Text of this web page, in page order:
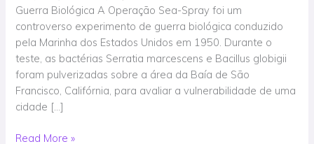
Guerra Biológica A Operação Sea-Spray foi um
controverso experimento de guerra biológica conduzido
pela Marinha dos Estados Unidos em 1950. Durante o
teste, as bactérias Serratia marcescens e Bacillus globigii
foram pulverizadas sobre a área da Baía de São
Francisco, Califórnia, para avaliar a vulnerabilidade de uma
cidade […]
Operação
Sea-
Spray?
@DrMFrank
Read More »